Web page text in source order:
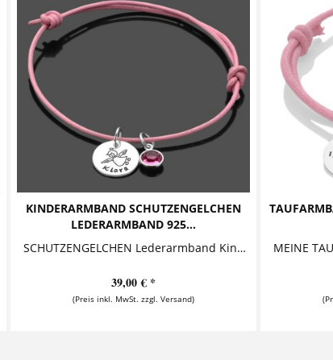
KINDERARMBAND SCHUTZENGELCHEN
LEDERARMBAND 925...
SCHUTZENGELCHEN Lederarmband Kinderarmband mit Gravur Niedlicher Kinderschmuck bestehend aus einem Namensanhänger und einem glitzernden...
39,00 € *
(Preis inkl. MwSt. zzgl. Versand)